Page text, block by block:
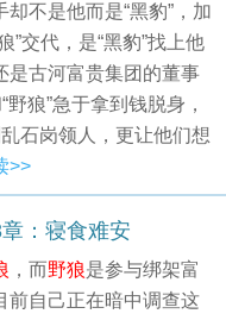
不是他而是“黑豹”，加
”交代，是“黑豹”找上他
是古河富贵集团的董事
狼”急于拿到钱脱身，
石岗领人，更让他们想
>>
：寝食难安
，而野狼是参与绑架富
前自己正在暗中调查这